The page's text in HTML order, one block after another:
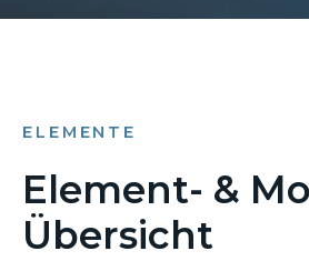
ELEMENTE
Element- &
Übersicht